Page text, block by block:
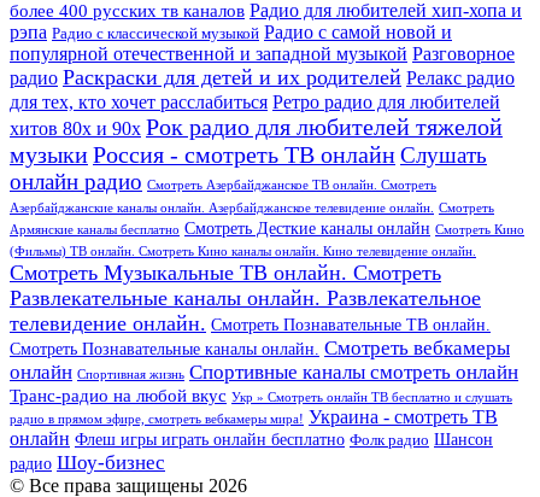
более 400 русских тв каналов Радио для любителей хип-хопа и
рэпа Радио с классической музыкой Радио с самой новой и
популярной отечественной и западной музыкой Разговорное
радио Раскраски для детей и их родителей Релакс радио
для тех, кто хочет расслабиться Ретро радио для любителей
хитов 80х и 90х Рок радио для любителей тяжелой
музыкиРоссия - смотреть ТВ онлайнСлушать
онлайн радио Смотреть Азербайджанское ТВ онлайн. Смотреть
Азербайджанские каналы онлайн. Азербайджанское телевидение онлайн.
Смотреть
Армянские каналы бесплатно Смотреть Десткие каналы онлайн Смотреть Кино
(Фильмы) ТВ онлайн. Смотреть Кино каналы онлайн. Кино телевидение онлайн.
Смотреть Музыкальные ТВ онлайн. Смотреть
Развлекательные каналы онлайн. Развлекательное
телевидение онлайн. Смотреть Познавательные ТВ онлайн.
Смотреть Познавательные каналы онлайн. Смотреть вебкамеры
онлайн Спортивная жизнь Спортивные каналы смотреть онлайн
Транс-радио на любой вкус Укр » Смотреть онлайн ТВ бесплатно и слушать
радио в прямом эфире, смотреть вебкамеры мира! Украина - смотреть ТВ
онлайн Флеш игры играть онлайн бесплатно Фолк радио Шансон
радио Шоу-бизнес
© Все права защищены 2026